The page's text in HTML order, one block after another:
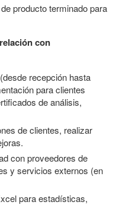
producto terminado para
con
recepción hasta
para clientes
de análisis,
de clientes, realizar
con proveedores de
y servicios externos (en
para estadísticas,